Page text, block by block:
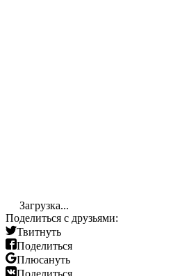
Загрузка...
Поделиться с друзьями:
Твитнуть
Поделиться
Плюсануть
Поделиться